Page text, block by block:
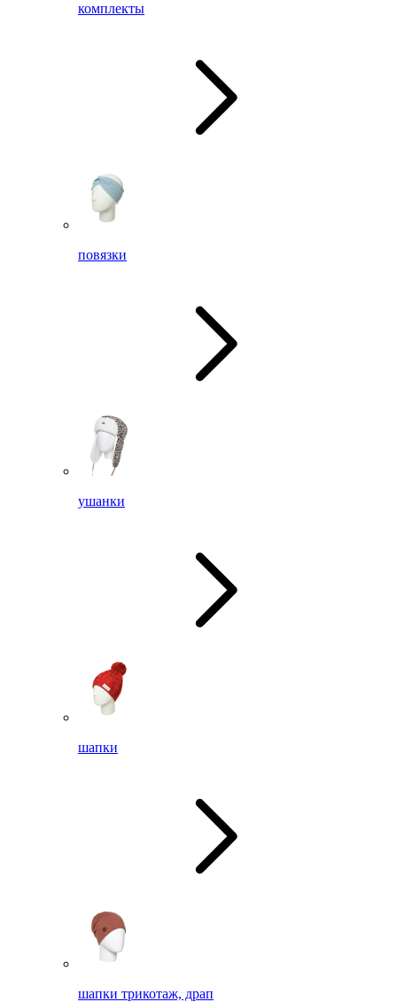
комплекты
повязки
ушанки
шапки
шапки трикотаж, драп